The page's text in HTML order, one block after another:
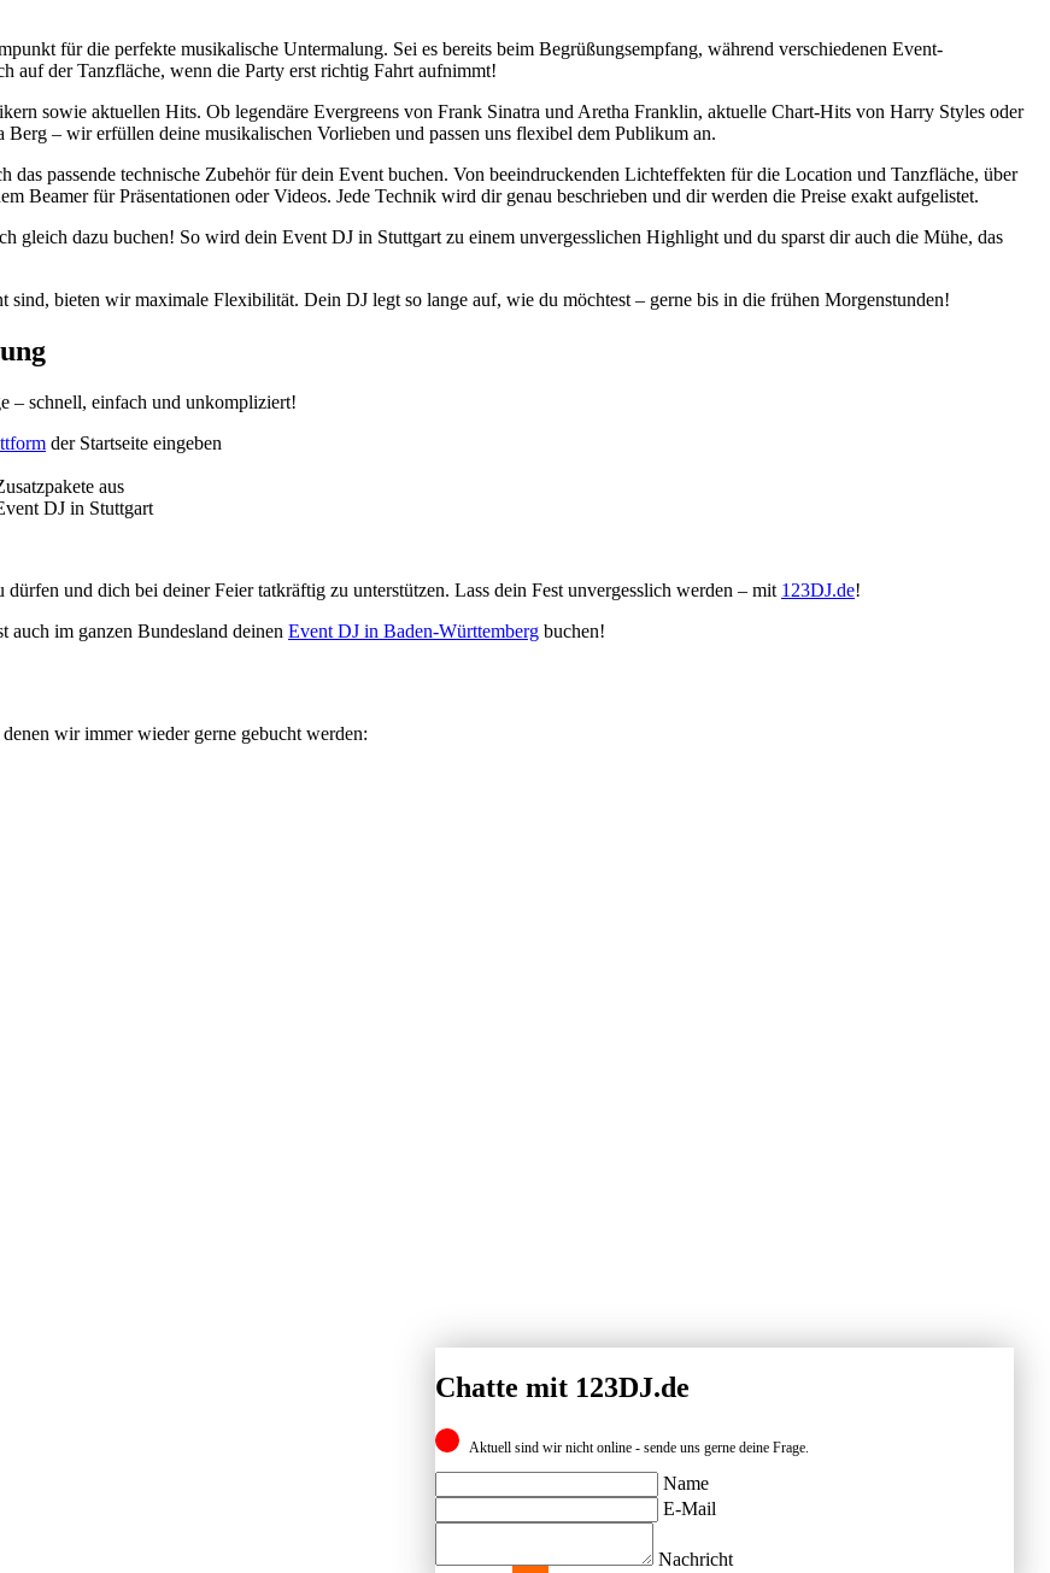
für die perfekte musikalische Untermalung. Sei es bereits beim Begrüßungsempfang, während verschiedenen Event-
auf der Tanzfläche, wenn die Party erst richtig Fahrt aufnimmt!
sowie aktuellen Hits. Ob legendäre Evergreens von Frank Sinatra und Aretha Franklin, aktuelle Chart-Hits von Harry Styles oder
– wir erfüllen deine musikalischen Vorlieben und passen uns flexibel dem Publikum an.
das passende technische Zubehör für dein Event buchen. Von beeindruckenden Lichteffekten für die Location und Tanzfläche, über
Beamer für Präsentationen oder Videos. Jede Technik wird dir genau beschrieben und dir werden die Preise exakt aufgelistet.
gleich dazu buchen! So wird dein Event DJ in Stuttgart zu einem unvergesslichen Highlight und du sparst dir auch die Mühe, das
bieten wir maximale Flexibilität. Dein DJ legt so lange auf, wie du möchtest – gerne bis in die frühen Morgenstunden!
– schnell, einfach und unkompliziert!
der Startseite eingeben
aus
DJ in Stuttgart
und dich bei deiner Feier tatkräftig zu unterstützen. Lass dein Fest unvergesslich werden – mit 123DJ.de!
im ganzen Bundesland deinen Event DJ in Baden-Württemberg buchen!
wir immer wieder gerne gebucht werden:
Chatte mit 123DJ.de
Aktuell sind wir nicht online - sende uns gerne deine Frage.
Name
E-Mail
Nachricht